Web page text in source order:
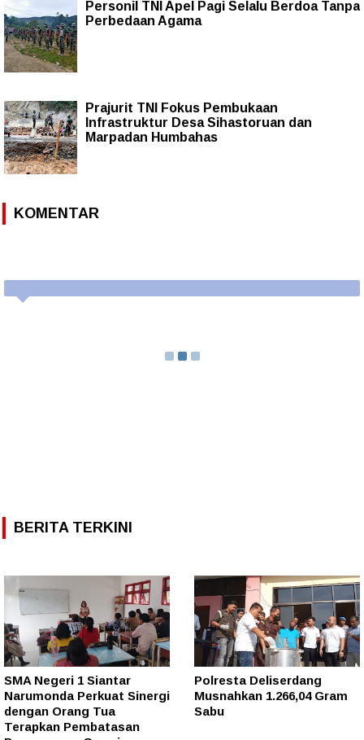
Personil TNI Apel Pagi Selalu Berdoa Tanpa
Perbedaan Agama
Prajurit TNI Fokus Pembukaan
Infrastruktur Desa Sihastoruan dan
Marpadan Humbahas
KOMENTAR
BERITA TERKINI
SMA Negeri 1 Siantar
Narumonda Perkuat Sinergi
dengan Orang Tua
Terapkan Pembatasan
Polresta Deliserdang
Musnahkan 1.266,04 Gram
Sabu